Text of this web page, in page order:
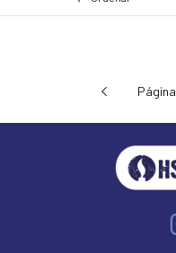
Página